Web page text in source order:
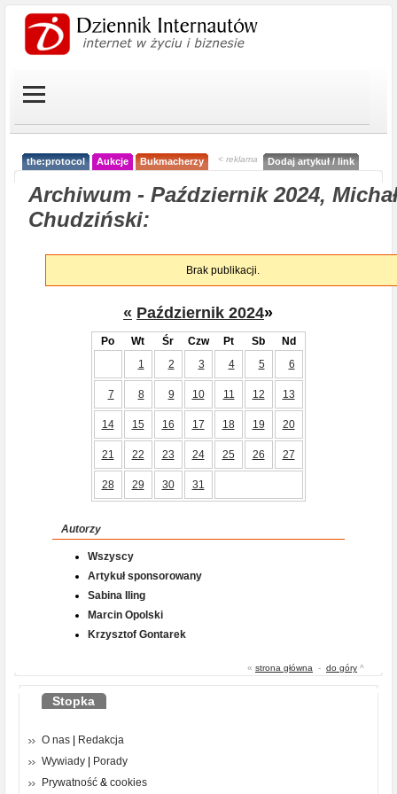
the:protocol Aukcje Bukmacherzy < reklama Dodaj artykuł / link
Archiwum - Październik 2024,
Chudziński:
Brak publikacji.
« Październik 2024»
Po Wt Śr Czw Pt Sb
Nd
1
2 3 4 5 6
7 8 9 10 11 12 13
14 15 16 17 18 19 20
21 22 23 24 25 26 27
28 29 30 31
Autorzy
Wszyscy
Artykuł sponsorowany
Sabina Iling
Marcin Opolski
Krzysztof Gontarek
« strona główna - do góry ^
Stopka
O nas
Redakcja
Wywiady
Porady
Prywatność & cookies